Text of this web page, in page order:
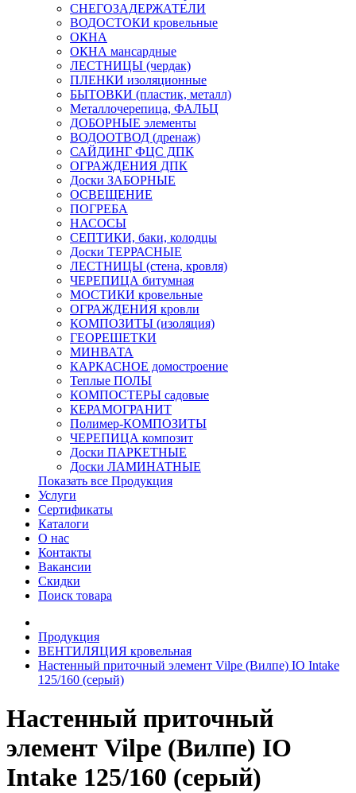
СНЕГОЗАДЕРЖАТЕЛИ
ВОДОСТОКИ кровельные
ОКНА
ОКНА мансардные
ЛЕСТНИЦЫ (чердак)
ПЛЕНКИ изоляционные
БЫТОВКИ (пластик, металл)
Металлочерепица, ФАЛЬЦ
ДОБОРНЫЕ элементы
ВОДООТВОД (дренаж)
САЙДИНГ ФЦС ДПК
ОГРАЖДЕНИЯ ДПК
Доски ЗАБОРНЫЕ
ОСВЕЩЕНИЕ
ПОГРЕБА
НАСОСЫ
СЕПТИКИ, баки, колодцы
Доски ТЕРРАСНЫЕ
ЛЕСТНИЦЫ (стена, кровля)
ЧЕРЕПИЦА битумная
МОСТИКИ кровельные
ОГРАЖДЕНИЯ кровли
КОМПОЗИТЫ (изоляция)
ГЕОРЕШЕТКИ
МИНВАТА
КАРКАСНОЕ домостроение
Теплые ПОЛЫ
КОМПОСТЕРЫ садовые
КЕРАМОГРАНИТ
Полимер-КОМПОЗИТЫ
ЧЕРЕПИЦА композит
Доски ПАРКЕТНЫЕ
Доски ЛАМИНАТНЫЕ
Показать все Продукция
Услуги
Сертификаты
Каталоги
О нас
Контакты
Вакансии
Скидки
Поиск товара
Продукция
ВЕНТИЛЯЦИЯ кровельная
Настенный приточный элемент Vilpe (Вилпе) IO Intake
125/160 (серый)
Настенный приточный
элемент Vilpe (Вилпе) IO
Intake 125/160 (серый)